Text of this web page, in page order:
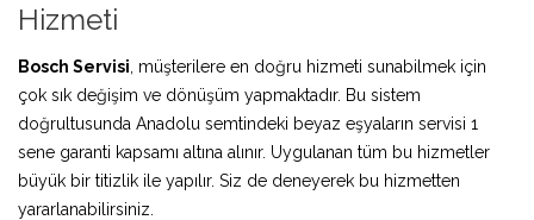
Hizmeti
Bosch Servisi , müşterilere en doğru hizmeti sunabilmek için
çok sık değişim ve dönüşüm yapmaktadır. Bu sistem
doğrultusunda Anadolu semtindeki beyaz eşyaların servisi 1
sene garanti kapsamı altına alınır. Uygulanan tüm bu hizmetler
büyük bir titizlik ile yapılır. Siz de deneyerek bu hizmetten
yararlanabilirsiniz.